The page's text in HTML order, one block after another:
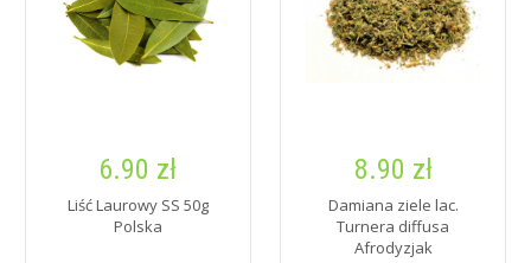
6.90 zł
Liść Laurowy SS 50g
Polska
8.90 zł
Damiana ziele lac.
Turnera diffusa
Afrodyzjak